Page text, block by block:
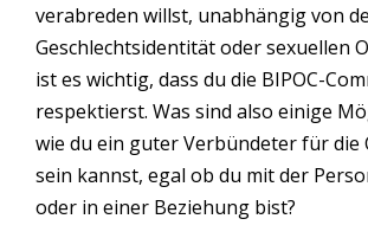
verabreden willst, unabhängig von
Geschlechtsidentität oder sexuellen
ist es wichtig, dass du die BIPOC-
respektierst. Was sind also einige
wie du ein guter Verbündeter für die
sein kannst, egal ob du mit der
oder in einer Beziehung bist?